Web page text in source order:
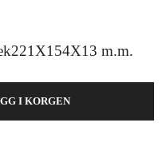
m.m.
I KORGEN